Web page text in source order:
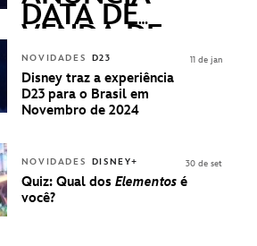
DATA DE
VENDA DE
INGRESSOS
PARA A D23
BRASIL -
UMA
DISNEY
NOVIDADES D23
Disney traz a experiência
D23 para o Brasil em
Novembro de 2024
11 de jan
NOVIDADES DISNEY+
Quiz: Qual dos Elementos é
você?
30 de set